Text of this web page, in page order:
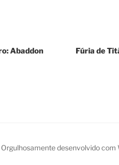
Abaddon
Fúria de
Orgulhosamente desenvolvido com